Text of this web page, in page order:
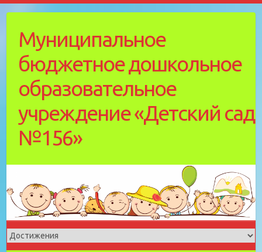
contentМуниципальное
бюджетное дошкольное
образовательное
учреждение «Детский cад
№156»